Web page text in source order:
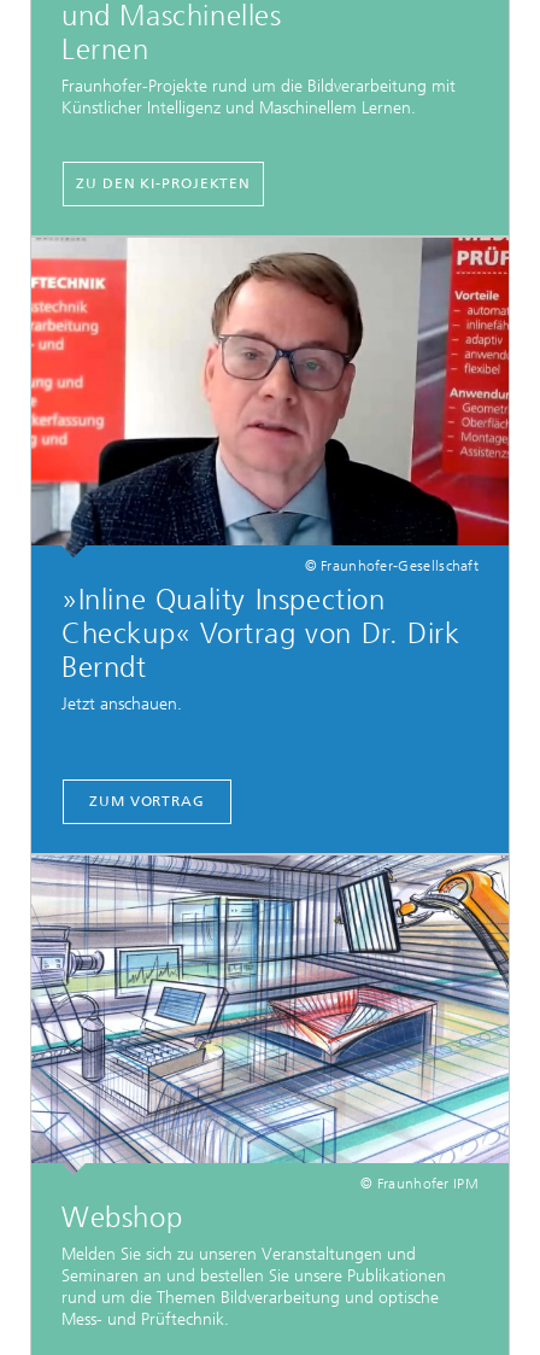
und Maschinelles
Lernen
Fraunhofer-Projekte rund um die Bildverarbeitung mit
Künstlicher Intelligenz und Maschinellem Lernen.
ZU DEN KI-PROJEKTEN
© Fraunhofer-Gesellschaft
»Inline Quality Inspection
Checkup« Vortrag von Dr. Dirk
Berndt
Jetzt anschauen.
ZUM VORTRAG
© Fraunhofer IPM
Webshop
Melden Sie sich zu unseren Veranstaltungen und
Seminaren an und bestellen Sie unsere Publikationen
rund um die Themen Bildverarbeitung und optische
Mess- und Prüftechnik.